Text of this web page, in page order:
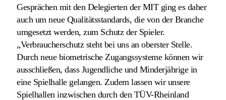
Gesprächen mit den Delegierten der MIT ging es daher
auch um neue Qualitätsstandards, die von der Branche
umgesetzt werden, zum Schutz der Spieler.
„Verbraucherschutz steht bei uns an oberster Stelle.
Durch neue biometrische Zugangssysteme können wir
ausschließen, dass Jugendliche und Minderjährige in
eine Spielhalle gelangen. Zudem lassen wir unsere
Spielhallen inzwischen durch den TÜV-Rheinland